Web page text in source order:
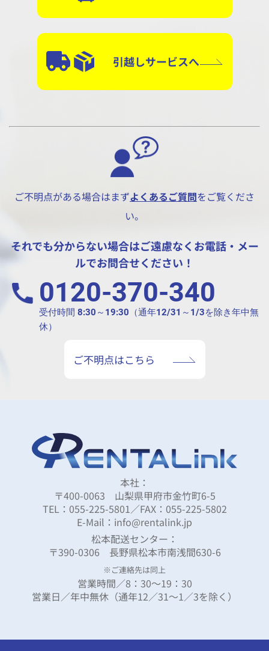
引越しサービスへ
ご不明点がある場合はまずよくあるご質問をご覧くださ
い。
それでも分からない場合はご遠慮なくお電話・メー
ルでお問合せください！
0120-370-340
受付時間 8:30～19:30（通年12/31～1/3を除き年中無
休）
ご不明点はこちら
本社：
〒400-0063 山梨県甲府市金竹町6-5
TEL：055-225-5801／FAX：055-225-5802
E-Mail：info@rentalink.jp
松本配送センター：
〒390-0306 長野県松本市南浅間630-6
※ご連絡先は同上
営業時間／8：30～19：30
営業日／年中無休（通年12／31～1／3を除く）